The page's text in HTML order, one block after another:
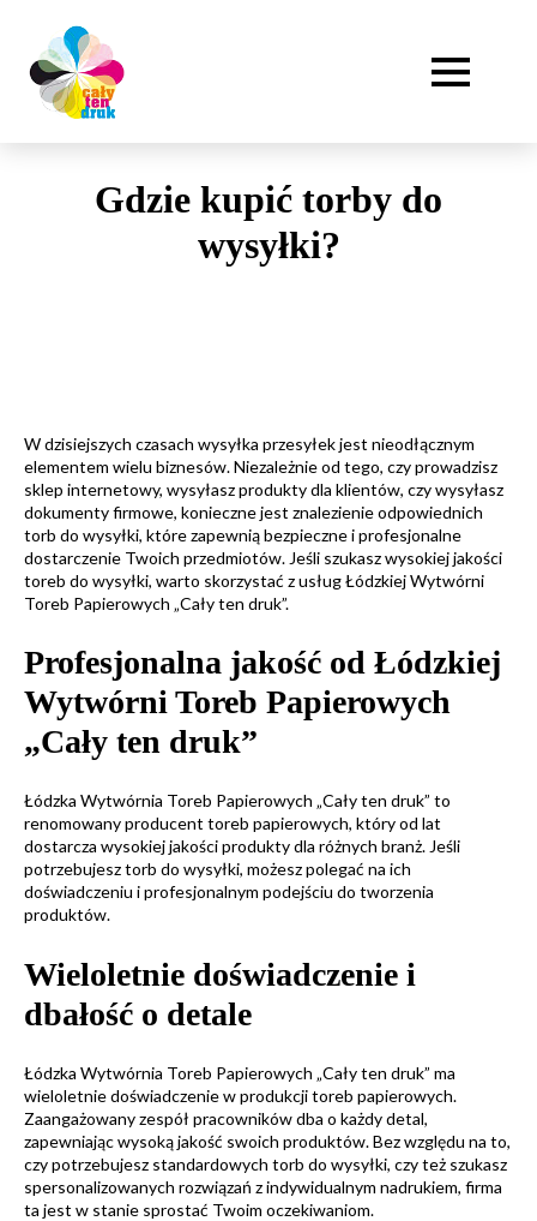
Gdzie kupić torby do
wysyłki?
W dzisiejszych czasach wysyłka przesyłek jest nieodłącznym
elementem wielu biznesów. Niezależnie od tego, czy prowadzisz
sklep internetowy, wysyłasz produkty dla klientów, czy wysyłasz
dokumenty firmowe, konieczne jest znalezienie odpowiednich
torb do wysyłki, które zapewnią bezpieczne i profesjonalne
dostarczenie Twoich przedmiotów. Jeśli szukasz wysokiej jakości
toreb do wysyłki, warto skorzystać z usług Łódzkiej Wytwórni
Toreb Papierowych „Cały ten druk”.
Profesjonalna jakość od Łódzkiej
Wytwórni Toreb Papierowych
„Cały ten druk”
Łódzka Wytwórnia Toreb Papierowych „Cały ten druk” to
renomowany producent toreb papierowych, który od lat
dostarcza wysokiej jakości produkty dla różnych branż. Jeśli
potrzebujesz torb do wysyłki, możesz polegać na ich
doświadczeniu i profesjonalnym podejściu do tworzenia
produktów.
Wieloletnie doświadczenie i
dbałość o detale
Łódzka Wytwórnia Toreb Papierowych „Cały ten druk” ma
wieloletnie doświadczenie w produkcji toreb papierowych.
Zaangażowany zespół pracowników dba o każdy detal,
zapewniając wysoką jakość swoich produktów. Bez względu na to,
czy potrzebujesz standardowych torb do wysyłki, czy też szukasz
spersonalizowanych rozwiązań z indywidualnym nadrukiem, firma
ta jest w stanie sprostać Twoim oczekiwaniom.